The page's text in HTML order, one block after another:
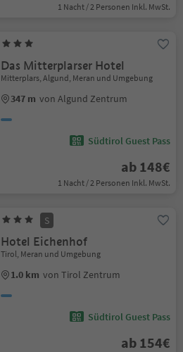
1 Nacht / 2 Personen Inkl. MwSt.
Das Mitterplarser Hotel
Mitterplars, Algund, Meran und Umgebung
347 m von Algund Zentrum
Südtirol Guest Pass
ab 148€
1 Nacht / 2 Personen Inkl. MwSt.
S
Hotel Eichenhof
Tirol, Meran und Umgebung
1.0 km von Tirol Zentrum
Südtirol Guest Pass
ab 154€